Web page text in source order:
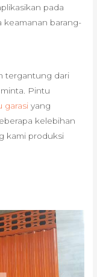
pada
keamanan barang-
tergantung dari
Pintu
garasi yang
kelebihan
kami produksi